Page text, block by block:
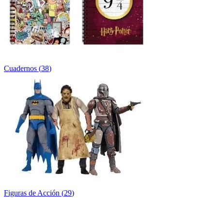
Cuadernos (38)
Figuras de Acción (29)